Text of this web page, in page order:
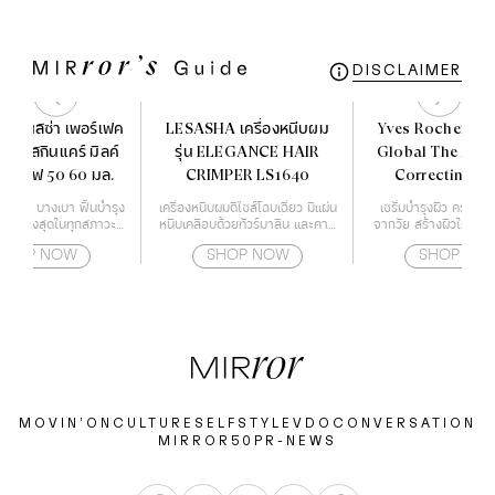
DISCLAIMER
อเนสซ่า เพอร์เฟค
รีน สกินแคร์ มิลค์
สพีเอฟ 50 60 มล.
น้ำนม บางเบา ฟื้นบำรุง
องสูงสุดในทุกสภาวะ
NOW
LESASHA เครื่องหนีบผม
รุ่น ELEGANCE HAIR
CRIMPER LS1640
เครื่องหนีบผมดีไซส์โฉบเฉี่ยว มีแผ่น
หนีบเคลือบด้วยทัวร์มาลีน และคามี
ความร้อนไม่ให้ผมแห้งจนเกินไป
SHOP NOW
Yves Rocher
Global The
Correcting
Essence 50
เซรั่มบำรุงผิว ครบจ
จากวัย สร้างผิวใหม่ใ
เนื่องจากอายุ เร่งกระ
SHOP
MOVIN’ON CULTURE SELF STYLE VDO CONVERSATION
MIRROR50 PR-NEWS